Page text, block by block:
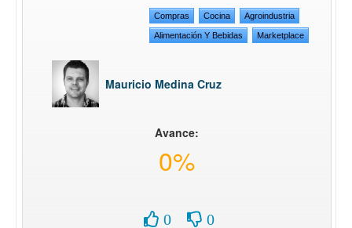
Compras Cocina Agroindustria
Alimentación Y Bebidas Marketplace
Mauricio Medina Cruz
Avance:
0%
0 0